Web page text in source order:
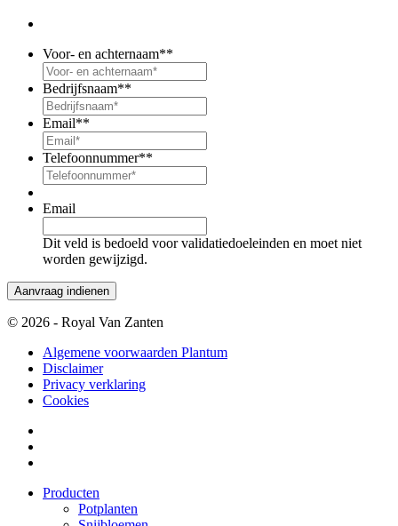
Voor- en achternaam**
Bedrijfsnaam**
Email**
Telefoonnummer**
Email
Dit veld is bedoeld voor validatiedoeleinden en moet niet
worden gewijzigd.
© 2026 - Royal Van Zanten
Algemene voorwaarden Plantum
Disclaimer
Privacy verklaring
Cookies
Producten
Potplanten